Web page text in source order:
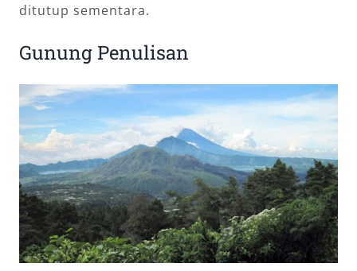
ditutup sementara.
Gunung Penulisan